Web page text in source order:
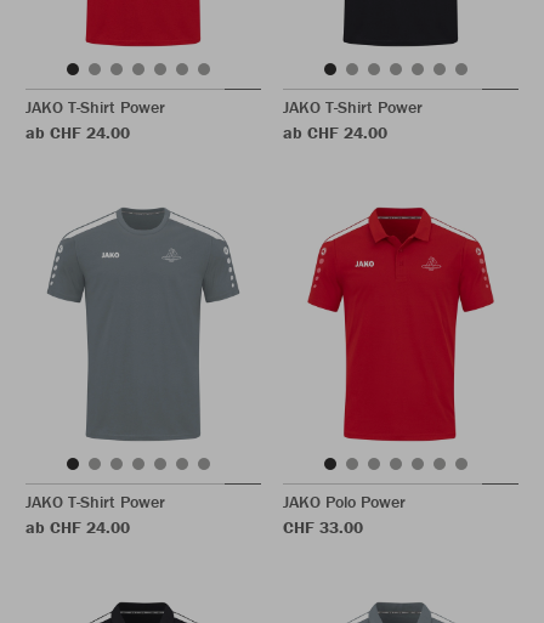
JAKO T-Shirt Power
ab CHF 24.00
JAKO T-Shirt Power
ab CHF 24.00
JAKO T-Shirt Power
ab CHF 24.00
JAKO Polo Power
CHF 33.00